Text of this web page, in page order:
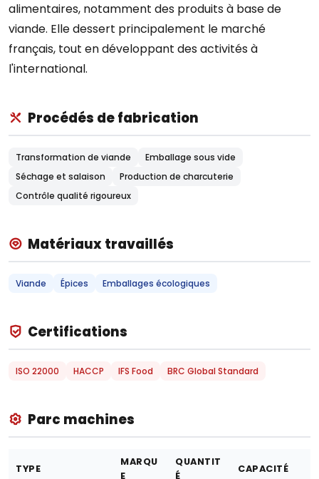
alimentaires, notamment des produits à base de
viande. Elle dessert principalement le marché
français, tout en développant des activités à
l'international.
Procédés de fabrication
Transformation de viande
Emballage sous vide
Séchage et salaison
Production de charcuterie
Contrôle qualité rigoureux
Matériaux travaillés
Viande Épices Emballages écologiques
Certifications
ISO 22000 HACCP IFS Food BRC Global Standard
Parc machines
TYPE
MARQU
E
QUANTIT
É
CAPACITÉ